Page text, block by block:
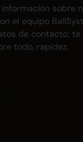
sobre
el equipo
de contacto:
todo, rapidez.